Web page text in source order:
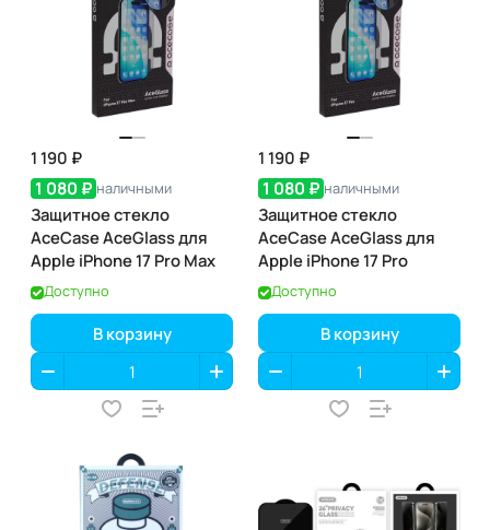
1 190 ₽
1 080 ₽ наличными
Защитное стекло
AceCase AceGlass для
Apple iPhone 17 Pro Max
Доступно
В корзину
1 190 ₽
1 080 ₽ наличными
Защитное стекло
AceCase AceGlass для
Apple iPhone 17 Pro
Доступно
В корзину